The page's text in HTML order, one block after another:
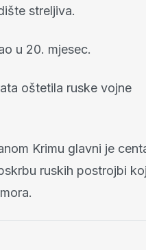
streljiva.
u 20. mjesec.
oštetila ruske vojne
Krimu glavni je
ruskih postrojbi